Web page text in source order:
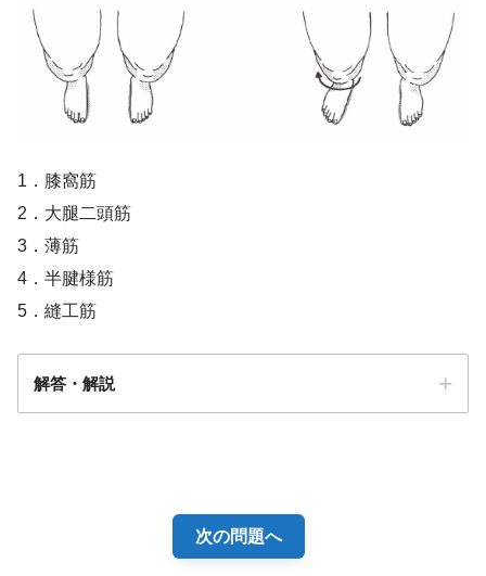
1．膝窩筋
2．大腿二頭筋
3．薄筋
4．半腱様筋
5．縫工筋
解答・解説
次の問題へ